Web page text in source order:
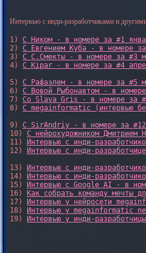
Интервью с инди-разработчиками и
1) С Ником - в номере за #1
2) С Евгением Куба - в номере
3) С С.Смекты - в номере за #3
4) С Kipar - в номере за #4
5) С Рафаэлем - в номере за #5
6) С Вовой Рыбонавтом - в
7) Со Slava Gris - в номере за
8) С megainformatic (интервью
9) С SirAndriy - в номере за #12
10) С нейрохудожником
11)
Интервью с инди-
12)
Интервью с инди-
13)
Интервью с инди-
14)
Интервью с инди-
15)
Интервью с Google AI - в
16)
Как собрать команду мечты
17)
Интервью у нейросети
18)
Интервью у megainformatic
19)
Интервью у инди-